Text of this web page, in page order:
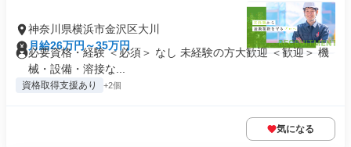
神奈川県横浜市金沢区大川
月給26万円～35万円
必要資格・経験 ＜必須＞ なし 未経験の方大歓迎 ＜歓迎＞ 機
械・設備・溶接な...
資格取得支援あり +2個
気になる